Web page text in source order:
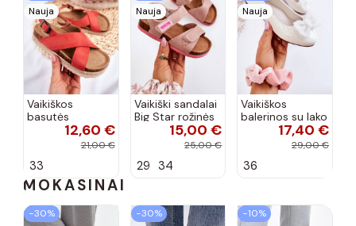
Nauja
Vaikiškos
basutės
koralinės12,60 €
21,00 €
33
Nauja
Vaikiški sandalai
Big Star rožinės
spalvos15,00 €
25,00 €
29 34
Nauja
Vaikiškos
balerinos su lako
efektu ir
kaspinais baltos
17,40 €
29,00 €
36
MOKASINAI
−30% −30% −10%